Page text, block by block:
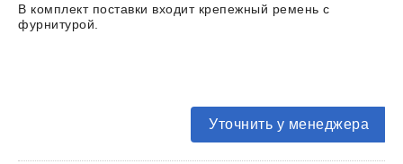
В комплект поставки входит крепежный ремень с
фурнитурой.
Уточнить у менеджера